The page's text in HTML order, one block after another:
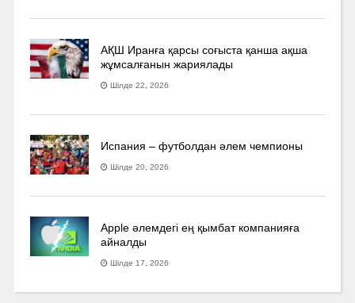
АҚШ Иранға қарсы соғыста қанша ақша
жұмсалғанын жариялады
Шілде 22, 2026
Испания – футболдан әлем чемпионы
Шілде 20, 2026
Apple әлемдегі ең қымбат компанияға
айналды
Шілде 17, 2026